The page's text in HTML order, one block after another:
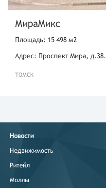
МираМикс
Площадь: 15 498 м2
Адрес: Проспект Мира, д.38.
ТОМСК
Новости
Недвижимость
Ритейл
Моллы